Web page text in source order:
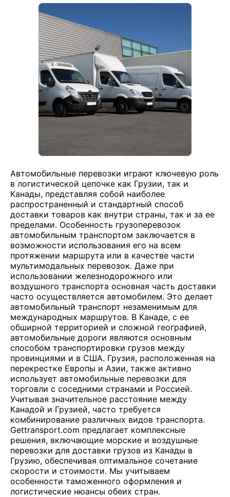
Автомобильные перевозки играют ключевую роль
в логистической цепочке как Грузии, так и
Канады, представляя собой наиболее
распространенный и стандартный способ
доставки товаров как внутри страны, так и за ее
пределами. Особенность грузоперевозок
автомобильным транспортом заключается в
возможности использования его на всем
протяжении маршрута или в качестве части
мультимодальных перевозок. Даже при
использовании железнодорожного или
воздушного транспорта основная часть доставки
часто осуществляется автомобилем. Это делает
автомобильный транспорт незаменимым для
международных маршрутов. В Канаде, с ее
обширной территорией и сложной географией,
автомобильные дороги являются основным
способом транспортировки грузов между
провинциями и в США. Грузия, расположенная на
перекрестке Европы и Азии, также активно
использует автомобильные перевозки для
торговли с соседними странами и Россией.
Учитывая значительное расстояние между
Канадой и Грузией, часто требуется
комбинирование различных видов транспорта.
Gettransport.com предлагает комплексные
решения, включающие морские и воздушные
перевозки для доставки грузов из Канады в
Грузию, обеспечивая оптимальное сочетание
скорости и стоимости. Мы учитываем
особенности таможенного оформления и
логистические нюансы обеих стран.